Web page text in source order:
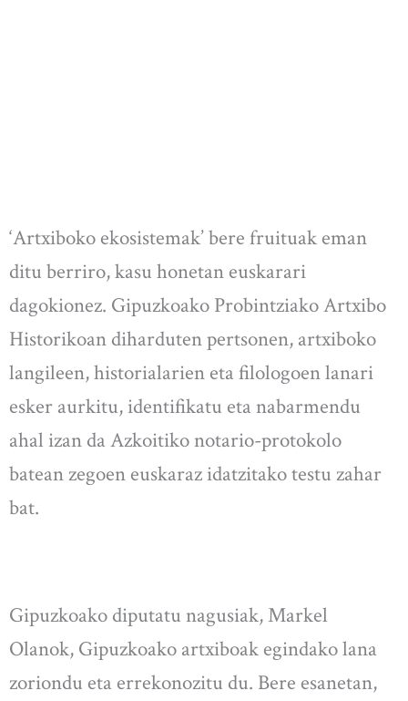
‘Artxiboko ekosistemak’ bere fruituak eman
ditu berriro, kasu honetan euskarari
dagokionez. Gipuzkoako Probintziako Artxibo
Historikoan diharduten pertsonen, artxiboko
langileen, historialarien eta filologoen lanari
esker aurkitu, identifikatu eta nabarmendu
ahal izan da Azkoitiko notario-protokolo
batean zegoen euskaraz idatzitako testu zahar
bat.
Gipuzkoako diputatu nagusiak, Markel
Olanok, Gipuzkoako artxiboak egindako lana
zoriondu eta errekonozitu du. Bere esanetan,